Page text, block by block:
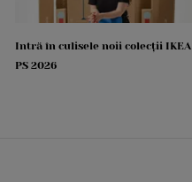
Intră în culisele noii colecții IKEA
PS 2026